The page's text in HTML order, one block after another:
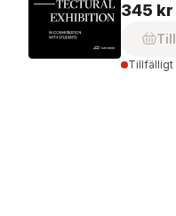
345 kr
Tillfälligt